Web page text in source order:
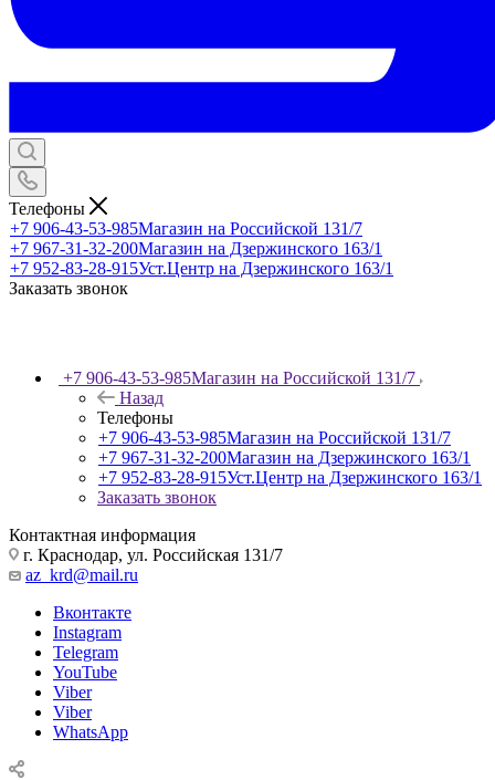
Телефоны
+7 906-43-53-985Магазин на Российской 131/7
+7 967-31-32-200Магазин на Дзержинского 163/1
+7 952-83-28-915Уст.Центр на Дзержинского 163/1
Заказать звонок
+7 906-43-53-985Магазин на Российской 131/7
Назад
Телефоны
+7 906-43-53-985Магазин на Российской 131/7
+7 967-31-32-200Магазин на Дзержинского 163/1
+7 952-83-28-915Уст.Центр на Дзержинского 163/1
Заказать звонок
Контактная информация
г. Краснодар, ул. Российская 131/7
az_krd@mail.ru
Вконтакте
Instagram
Telegram
YouTube
Viber
Viber
WhatsApp